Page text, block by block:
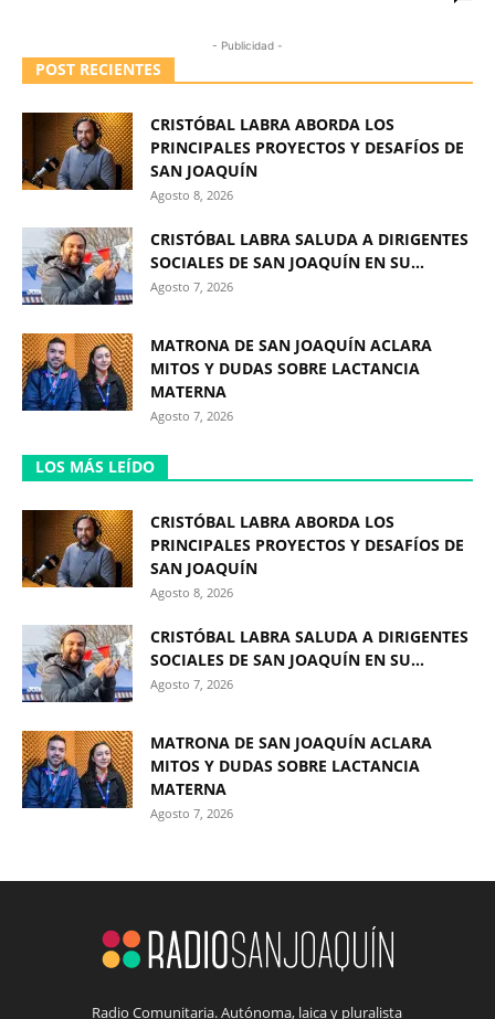
- Publicidad -
POST RECIENTES
CRISTÓBAL LABRA ABORDA LOS
PRINCIPALES PROYECTOS Y DESAFÍOS DE
SAN JOAQUÍN
Agosto 8, 2026
CRISTÓBAL LABRA SALUDA A DIRIGENTES
SOCIALES DE SAN JOAQUÍN EN SU...
Agosto 7, 2026
MATRONA DE SAN JOAQUÍN ACLARA
MITOS Y DUDAS SOBRE LACTANCIA
MATERNA
Agosto 7, 2026
LOS MÁS LEÍDO
CRISTÓBAL LABRA ABORDA LOS
PRINCIPALES PROYECTOS Y DESAFÍOS DE
SAN JOAQUÍN
Agosto 8, 2026
CRISTÓBAL LABRA SALUDA A DIRIGENTES
SOCIALES DE SAN JOAQUÍN EN SU...
Agosto 7, 2026
MATRONA DE SAN JOAQUÍN ACLARA
MITOS Y DUDAS SOBRE LACTANCIA
MATERNA
Agosto 7, 2026
Radio Comunitaria. Autónoma, laica y pluralista